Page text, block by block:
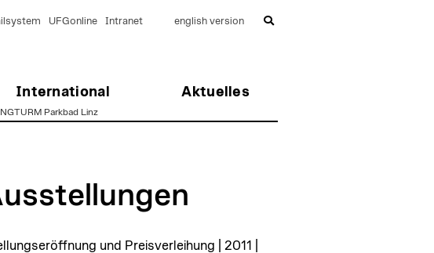
International Aktuelles
UFGonline Intranet english version
Parkbad Linz
und Preisverleihung | 2011 |